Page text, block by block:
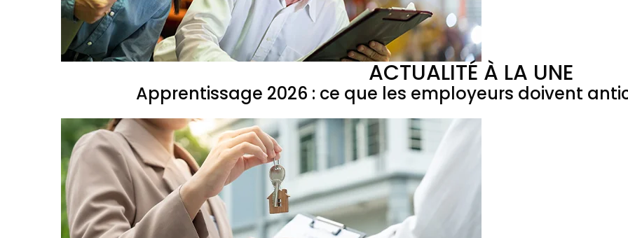
ACTUALITÉ À LA UNE
Apprentissage 2026 : ce que les employeurs doivent